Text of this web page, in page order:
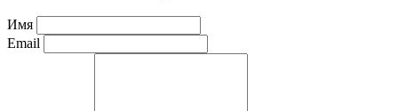
Имя
Email